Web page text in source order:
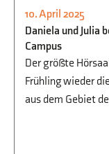
CHEMIE,
10. April 2025
Daniela und Julia
Campus
Der größte
Frühling wieder
aus dem Gebiet